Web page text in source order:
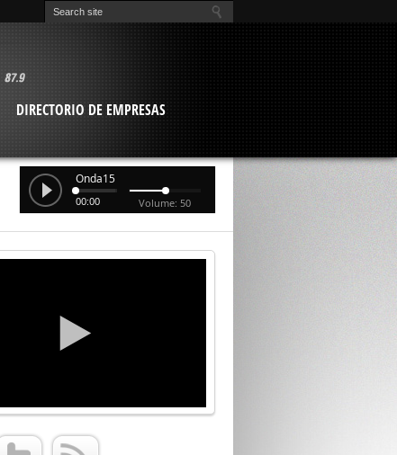
DIRECTORIO DE EMPRESAS
Onda15
00:00 Volume: 50